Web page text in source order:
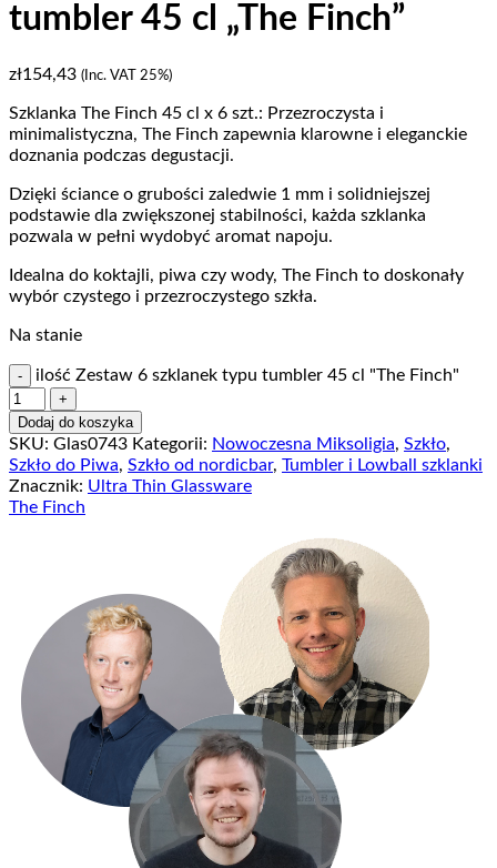
tumbler 45 cl „The Finch”
zł154,43 (Inc. VAT 25%)
Szklanka The Finch 45 cl x 6 szt.: Przezroczysta i
minimalistyczna, The Finch zapewnia klarowne i eleganckie
doznania podczas degustacji.
Dzięki ściance o grubości zaledwie 1 mm i solidniejszej
podstawie dla zwiększonej stabilności, każda szklanka
pozwala w pełni wydobyć aromat napoju.
Idealna do koktajli, piwa czy wody, The Finch to doskonały
wybór czystego i przezroczystego szkła.
Na stanie
ilość Zestaw 6 szklanek typu tumbler 45 cl "The Finch"
Dodaj do koszyka
SKU: Glas0743 Kategorii: Nowoczesna Miksoligia, Szkło,
Szkło do Piwa, Szkło od nordicbar, Tumbler i Lowball szklanki
Znacznik: Ultra Thin Glassware
The Finch